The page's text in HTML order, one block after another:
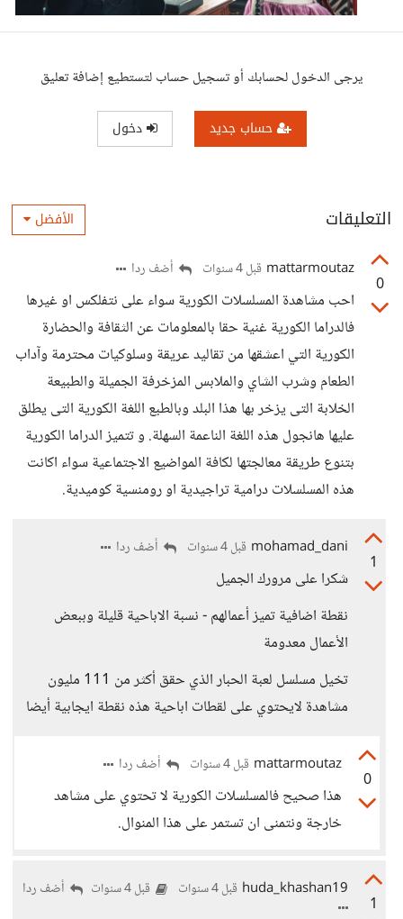
يرجى الدخول لحسابك أو تسجيل حساب لتستطيع إضافة تعليق
حساب جديد دخول
التعليقات الأفضل
0
mattarmoutaz قبل 4 سنوات أضف ردا
احب مشاهدة المسلسلات الكورية سواء على نتفلكس او غيرها
فالدراما الكورية غنية حقا بالمعلومات عن الثقافة والحضارة
الكورية التي اعشقها من تقاليد عريقة وسلوكيات محترمة وآداب
الطعام وشرب الشاي والملابس المزخرفة الجميلة والطبيعة
الخلابة التى يزخر بها هذا البلد وبالطبع اللغة الكورية التى يطلق
عليها هانجول هذه اللغة الناعمة السهلة. و تتميز الدراما الكورية
بتنوع طريقة معالجتها لكافة المواضيع الاجتماعية سواء اكانت
هذه المسلسلات درامية تراجيدية او رومنسية كوميدية.
1
mohamad_dani قبل 4 سنوات أضف ردا
شكرا على مرورك الجميل
نقطة اضافية تميز أعمالهم - نسبة الاباحية قليلة وببعض
الأعمال معدومة
تخيل مسلسل لعبة الحبار الذي حقق أكثر من 111 مليون
مشاهدة لايحتوي على لقطات اباحية هذه نقطة ايجابية أيضا
0
mattarmoutaz قبل 4 سنوات أضف ردا
هذا صحيح فالمسلسلات الكورية لا تحتوي على مشاهد
خارجة ونتمنى ان تستمر على هذا المنوال.
1
huda_khashan19 قبل 4 سنوات قبل 4 سنوات أضف ردا